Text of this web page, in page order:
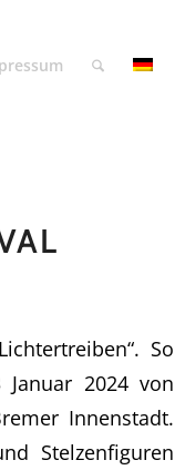
So
2024 von
Innenstadt.
Stelzenfiguren